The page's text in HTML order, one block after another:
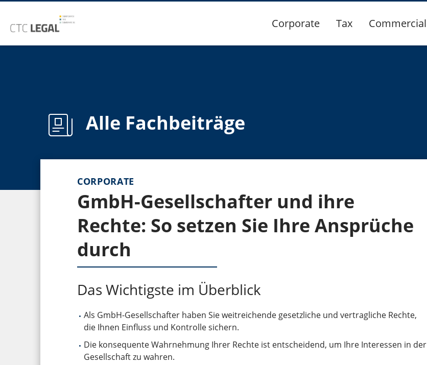
Corporate Tax Commercial
Alle Fachbeiträge
CORPORATE
GmbH-Gesellschafter und ihre
Rechte: So setzen Sie Ihre Ansprüche
durch
Das Wichtigste im Überblick
Als GmbH-Gesellschafter haben Sie weitreichende gesetzliche und vertragliche Rechte,
die Ihnen Einfluss und Kontrolle sichern.
Die konsequente Wahrnehmung Ihrer Rechte ist entscheidend, um Ihre Interessen in der
Gesellschaft zu wahren.